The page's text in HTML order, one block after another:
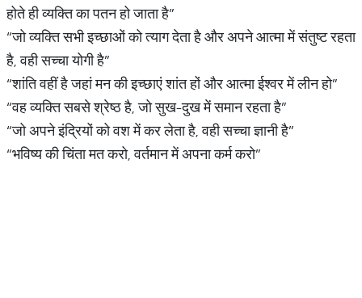
होते ही व्यक्ति का पतन हो जाता है”
“जो व्यक्ति सभी इच्छाओं को त्याग देता है और अपने आत्मा में संतुष्ट रहता
है, वही सच्चा योगी है”
“शांति वहीं है जहां मन की इच्छाएं शांत हों और आत्मा ईश्वर में लीन हो”
“वह व्यक्ति सबसे श्रेष्ठ है, जो सुख-दुख में समान रहता है”
“जो अपने इंद्रियों को वश में कर लेता है, वही सच्चा ज्ञानी है”
“भविष्य की चिंता मत करो, वर्तमान में अपना कर्म करो”